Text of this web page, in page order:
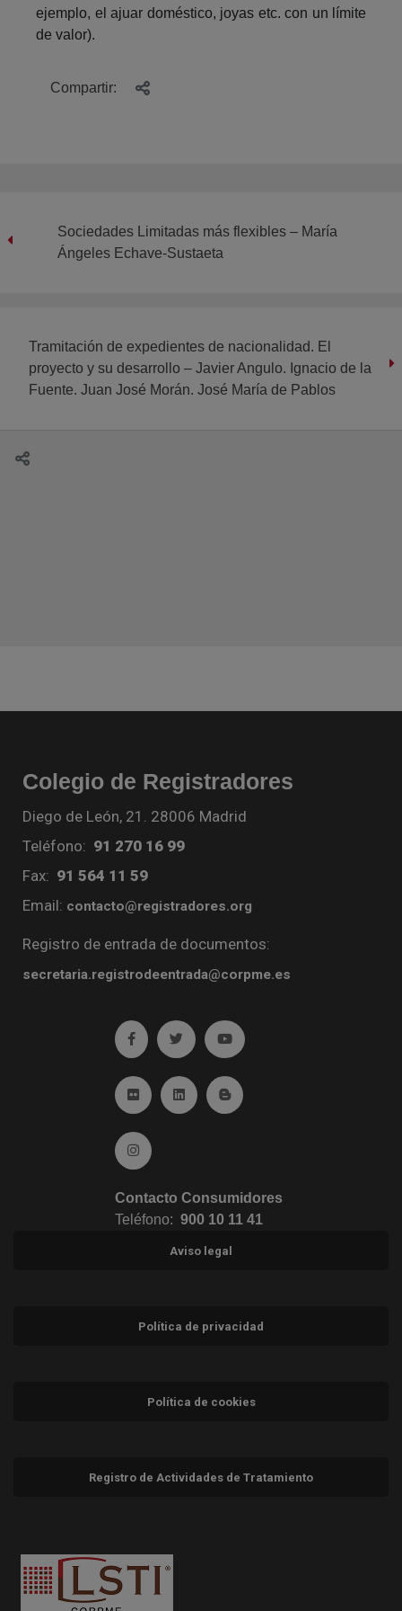
ejemplo, el ajuar doméstico, joyas etc. con un límite
de valor).
Compartir:
Sociedades Limitadas más flexibles – María
Ángeles Echave-Sustaeta
Tramitación de expedientes de nacionalidad. El
proyecto y su desarrollo – Javier Angulo. Ignacio de la
Fuente. Juan José Morán. José María de Pablos
Colegio de Registradores
Diego de León, 21. 28006 Madrid
Teléfono: 91 270 16 99
Fax: 91 564 11 59
Email: contacto@registradores.org
Registro de entrada de documentos:
secretaria.registrodeentrada@corpme.es
Ir a facebook (abre en ventana nueva)
Ir a twitter (abre en ventana nueva)
Ir a YouTube (abre en
Ir a Flickr (abre en ventana nueva)
Ir a Linkedin (abre en ventana nueva)
Ir al Blog (abre en ventana
Ir a Instagram (abre en ventana nueva)
Contacto Consumidores
Teléfono: 900 10 11 41
Aviso legal
Política de privacidad
Política de cookies
Registro de Actividades de Tratamiento